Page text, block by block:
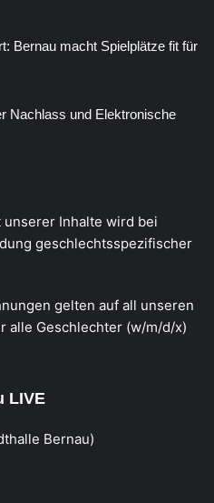
Bernau macht Spielplätze fit für
Nachlass und Elektronische
Inhalte wird bei
geschlechtsspezifischer
gelten auf all unseren
alle Geschlechter (w/m/d/x)
LIVE
Bernau)